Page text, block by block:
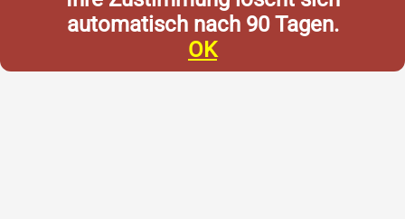
automatisch nach 90 Tagen.
OK